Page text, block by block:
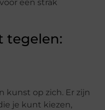
een strak
tegelen:
kunst op zich. Er zijn
je kunt kiezen,